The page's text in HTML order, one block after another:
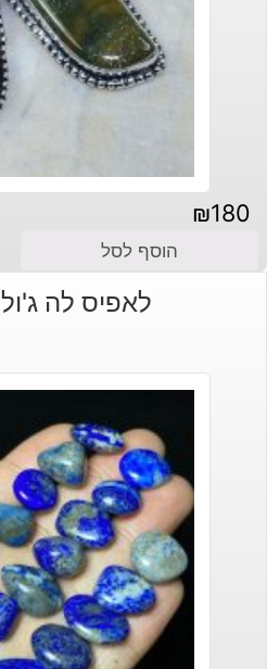
₪180
הוסף לסל
לאפיס לה